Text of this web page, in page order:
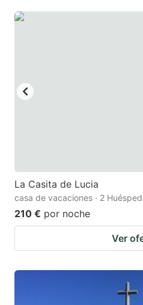
La Casita de Lucia
casa de vacaciones · 2
210 € por noche
Ver